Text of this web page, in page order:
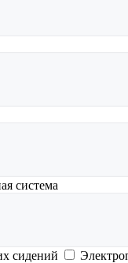
система
сидений